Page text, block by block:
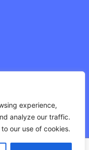
experience,
analyze our traffic.
our use of cookies.